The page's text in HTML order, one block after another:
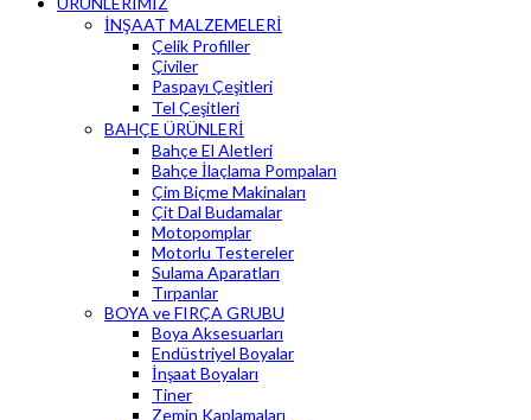
İNŞAAT MALZEMELERİ
Çelik Profiller
Çiviler
Paspayı Çeşitleri
Tel Çeşitleri
BAHÇE ÜRÜNLERİ
Bahçe El Aletleri
Bahçe İlaçlama Pompaları
Çim Biçme Makinaları
Çit Dal Budamalar
Motopomplar
Motorlu Testereler
Sulama Aparatları
Tırpanlar
BOYA ve FIRÇA GRUBU
Boya Aksesuarları
Endüstriyel Boyalar
İnşaat Boyaları
Tiner
Zemin Kaplamaları